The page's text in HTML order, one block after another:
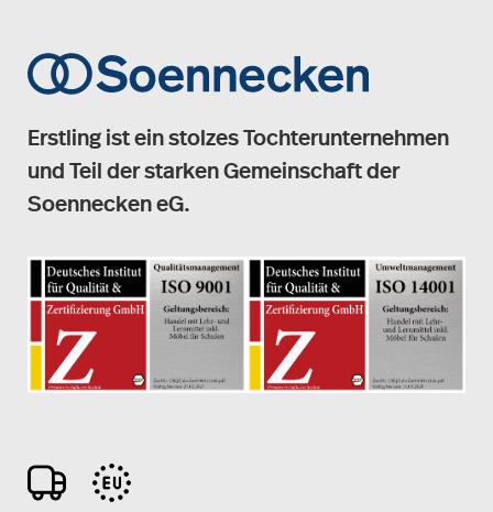
Erstling ist ein stolzes Tochterunternehmen
und Teil der starken Gemeinschaft der
Soennecken eG.